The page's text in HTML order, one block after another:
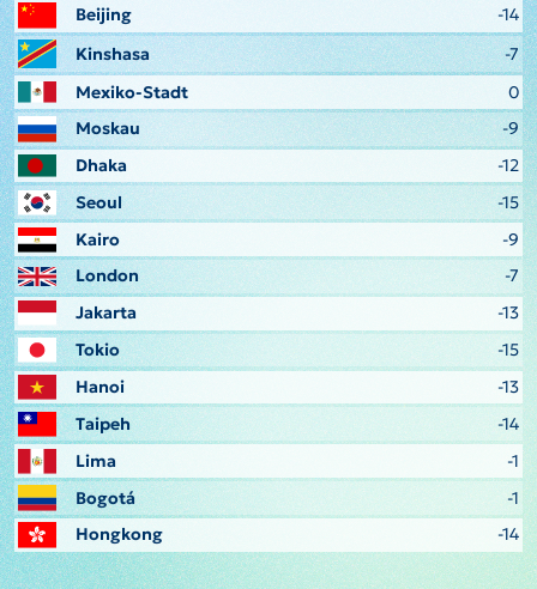
Beijing
-14
Kinshasa
-7
Mexiko-Stadt
0
Moskau
-9
Dhaka
-12
Seoul
-15
Kairo
-9
London
-7
Jakarta
-13
Tokio
-15
Hanoi
-13
Taipeh
-14
Lima
-1
Bogotá
-1
Hongkong
-14